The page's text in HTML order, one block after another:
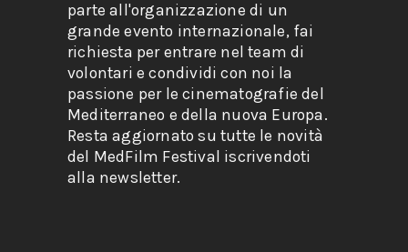
parte all'organizzazione di un
grande evento internazionale, fai
richiesta per entrare nel team di
volontari e condividi con noi la
passione per le cinematografie del
Mediterraneo e della nuova Europa.
Resta aggiornato su tutte le novità
del MedFilm Festival iscrivendoti
alla newsletter.